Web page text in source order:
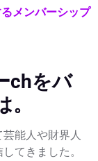
メンバーシップ
chをバ
能人や財界人
てきました。